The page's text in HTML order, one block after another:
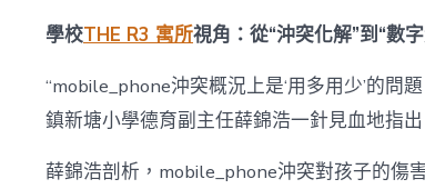
學校THE R3 寓所視角：從“沖突化解”到“數
“mobile_phone沖突概況上是‘用多用少’的問
鎮新塘小學德育副主任薛錦浩一針見血地指出
薛錦浩剖析，mobile_phone沖突對孩子的傷